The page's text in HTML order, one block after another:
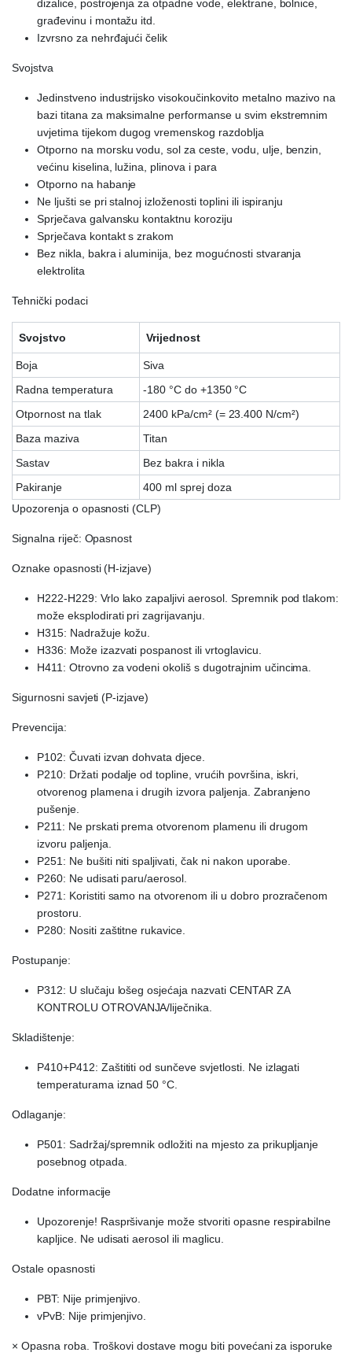
dizalice, postrojenja za otpadne vode, elektrane, bolnice,
građevinu i montažu itd.
Izvrsno za nehrđajući čelik
Svojstva
Jedinstveno industrijsko visokoučinkovito metalno mazivo na
bazi titana za maksimalne performanse u svim ekstremnim
uvjetima tijekom dugog vremenskog razdoblja
Otporno na morsku vodu, sol za ceste, vodu, ulje, benzin,
većinu kiselina, lužina, plinova i para
Otporno na habanje
Ne ljušti se pri stalnoj izloženosti toplini ili ispiranju
Sprječava galvansku kontaktnu koroziju
Sprječava kontakt s zrakom
Bez nikla, bakra i aluminija, bez mogućnosti stvaranja
elektrolita
Tehnički podaci
Svojstvo Vrijednost
Boja
Siva
Radna temperatura
-180 °C do +1350 °C
Otpornost na tlak
2400 kPa/cm² (= 23.400 N/cm²)
Baza maziva
Titan
Sastav
Bez bakra i nikla
Pakiranje
400 ml sprej doza
Upozorenja o opasnosti (CLP)
Signalna riječ: Opasnost
Oznake opasnosti (H-izjave)
H222-H229: Vrlo lako zapaljivi aerosol. Spremnik pod tlakom:
može eksplodirati pri zagrijavanju.
H315: Nadražuje kožu.
H336: Može izazvati pospanost ili vrtoglavicu.
H411: Otrovno za vodeni okoliš s dugotrajnim učincima.
Sigurnosni savjeti (P-izjave)
Prevencija:
P102: Čuvati izvan dohvata djece.
P210: Držati podalje od topline, vrućih površina, iskri,
otvorenog plamena i drugih izvora paljenja. Zabranjeno
pušenje.
P211: Ne prskati prema otvorenom plamenu ili drugom
izvoru paljenja.
P251: Ne bušiti niti spaljivati, čak ni nakon uporabe.
P260: Ne udisati paru/aerosol.
P271: Koristiti samo na otvorenom ili u dobro prozračenom
prostoru.
P280: Nositi zaštitne rukavice.
Postupanje:
P312: U slučaju lošeg osjećaja nazvati CENTAR ZA
KONTROLU OTROVANJA/liječnika.
Skladištenje:
P410+P412: Zaštititi od sunčeve svjetlosti. Ne izlagati
temperaturama iznad 50 °C.
Odlaganje:
P501: Sadržaj/spremnik odložiti na mjesto za prikupljanje
posebnog otpada.
Dodatne informacije
Upozorenje! Raspršivanje može stvoriti opasne respirabilne
kapljice. Ne udisati aerosol ili maglicu.
Ostale opasnosti
PBT: Nije primjenjivo.
vPvB: Nije primjenjivo.
× Opasna roba. Troškovi dostave mogu biti povećani za isporuke